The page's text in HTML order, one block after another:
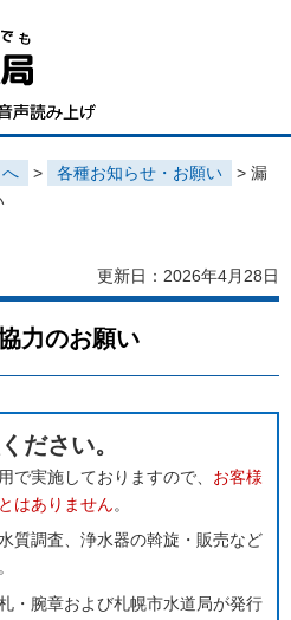
> 各種お知らせ・お願い
> 漏
更新日：2026年4月28日
力のお願い
ださい。
で実施しておりますので、 お客様
はありません。
質調査、浄水器の斡旋・販売など
・腕章および札幌市水道局が発行